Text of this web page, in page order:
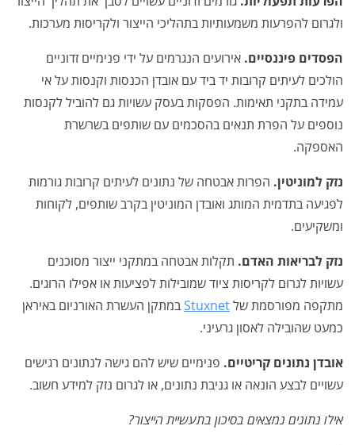
ולגרום להפרעות משמעותיות בתהליכי הייצור ולקריסות מערכות.
הפסדים פיננסיים. אירועים הנגרמים על ידי פנימיים זדוניים
הולכים לעיתים קרובות יד ביד עם אובדן הכנסות וקנסות על אי
עמידה בתקני תאימות. הפסקות בעסק עשויות גם להוביל לקנסות
נוספים על הפרת תנאים בהסכמים עם שותפים בשרשרת
האספקה.
נזק למוניטין. הפרות אבטחה של נתונים לעיתים קרובות גורמות
לפגיעה בתדמית המותג ואובדן המוניטין בקרב שותפים, לקוחות
ומשקיעים.
נזק לבריאות האדם. תקלות אבטחה במתקני ייצור מסוכנים
עשויות לגרום לקריסות ציוד שמובילות לפציעות או אפילו הרוגים.
מתקפה מפורסמת שלStuxnetבמתקן העשרת האורניום באיראן
כמעט שהובילה לאסון גרעיני.
אובדן נתונים קריטיים. פנימיים שיש להם גישה לנתונים רגישים
עשויים לבצע הונאה או גניבת נתונים, או לגרום נזק למידע חשוב.
אילו נתונים נמצאים בסיכון בתעשיית הייצור?